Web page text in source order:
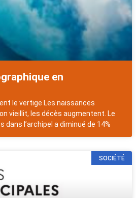
en
le vertige Les naissances
vieillit, les décès augmentent. Le
dans l’archipel a diminué de 14%
SOCIÉTÉ